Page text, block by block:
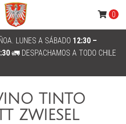
LUNES A SÁBADO 12:30 –
🚛 DESPACHAMOS A TODO CHILE
0
TINTO
ZWIESEL